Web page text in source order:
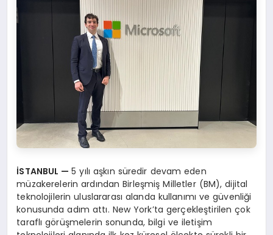
İSTANBUL —5 yılı aşkın süredir devam eden
müzakerelerin ardından Birleşmiş Milletler (BM), dijital
teknolojilerin uluslararası alanda kullanımı ve güvenliği
konusunda adım attı. New York’ta gerçekleştirilen çok
taraflı görüşmelerin sonunda, bilgi ve iletişim